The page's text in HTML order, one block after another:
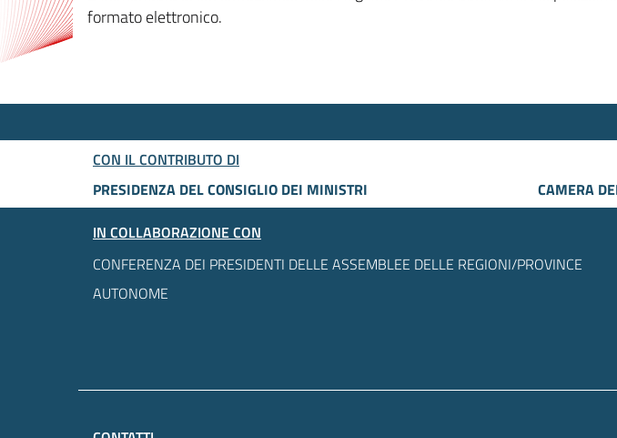
formato elettronico.
CON IL CONTRIBUTO DI
PRESIDENZA DEL CONSIGLIO DEI MINISTRI
CAMERA
IN COLLABORAZIONE CON
CONFERENZA DEI PRESIDENTI DELLE ASSEMBLEE DELLE REGIONI/PROVINCE
AUTONOME